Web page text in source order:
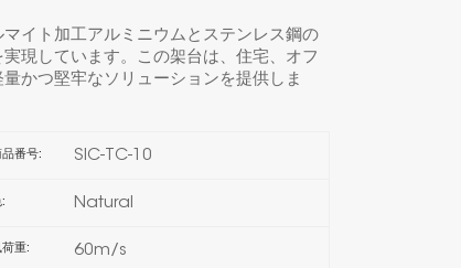
イト加工アルミニウムとステンレス鋼の
現しています。この架台は、住宅、オフ
かつ堅牢なソリューションを提供しま
品番号: SIC-TC-10
Natural
荷重: 60m/s